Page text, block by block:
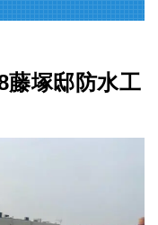
藤塚邸防水工